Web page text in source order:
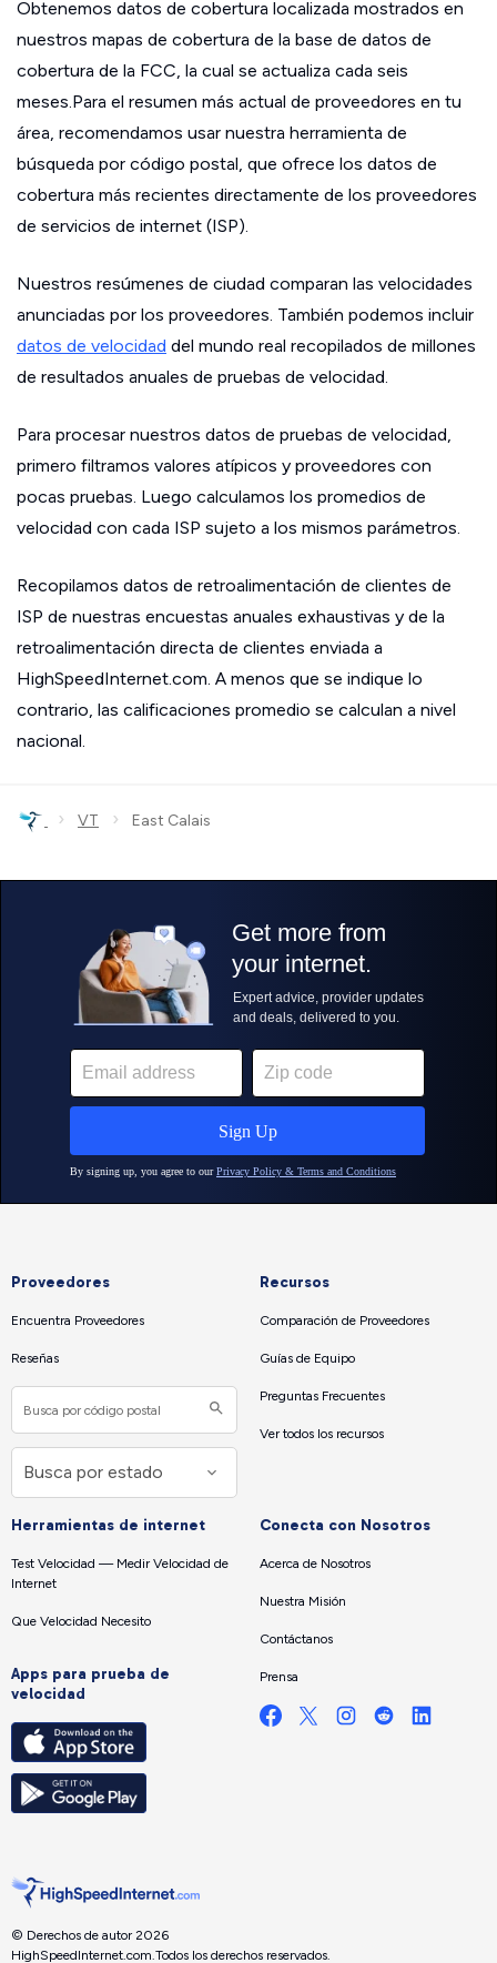
Obtenemos datos de cobertura localizada mostrados en
nuestros mapas de cobertura de la base de datos de
cobertura de la FCC, la cual se actualiza cada seis
meses.Para el resumen más actual de proveedores en tu
área, recomendamos usar nuestra herramienta de
búsqueda por código postal, que ofrece los datos de
cobertura más recientes directamente de los proveedores
de servicios de internet (ISP).
Nuestros resúmenes de ciudad comparan las velocidades
anunciadas por los proveedores. También podemos incluir
datos de velocidad del mundo real recopilados de millones
de resultados anuales de pruebas de velocidad.
Para procesar nuestros datos de pruebas de velocidad,
primero filtramos valores atípicos y proveedores con
pocas pruebas. Luego calculamos los promedios de
velocidad con cada ISP sujeto a los mismos parámetros.
Recopilamos datos de retroalimentación de clientes de
ISP de nuestras encuestas anuales exhaustivas y de la
retroalimentación directa de clientes enviada a
HighSpeedInternet.com. A menos que se indique lo
contrario, las calificaciones promedio se calculan a nivel
nacional.
› VT › East Calais
Proveedores
Encuentra Proveedores
Reseñas
Recursos
Comparación de Proveedores
Guías de Equipo
Preguntas Frecuentes
Ver todos los recursos
Herramientas de internet
Test Velocidad — Medir Velocidad de
Internet
Que Velocidad Necesito
Apps para prueba de
velocidad
Conecta con Nosotros
Acerca de Nosotros
Nuestra Misión
Contáctanos
Prensa
© Derechos de autor 2026
HighSpeedInternet.com. Todos los derechos reservados.